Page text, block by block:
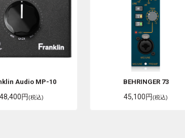
Audio MP-10
48,400円(税込)
BEHRINGER 73
45,100円(税込)